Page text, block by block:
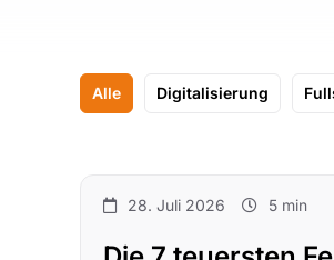
Alle Digitalisierung
28. Juli 2026 5 min